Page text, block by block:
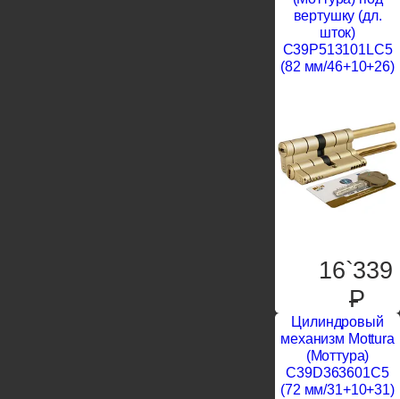
вертушку (дл.
шток)
C39P513101LC5
(82 мм/46+10+26)
16`339
P
Цилиндровый
механизм Mottura
(Моттура)
C39D363601C5
(72 мм/31+10+31)